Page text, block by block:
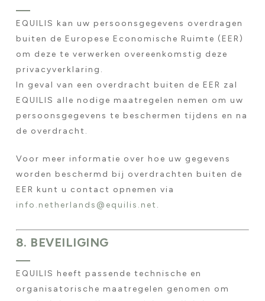
EQUILIS kan uw persoonsgegevens overdragen
buiten de Europese Economische Ruimte (EER)
om deze te verwerken overeenkomstig deze
privacyverklaring.
In geval van een overdracht buiten de EER zal
EQUILIS alle nodige maatregelen nemen om uw
persoonsgegevens te beschermen tijdens en na
de overdracht.
Voor meer informatie over hoe uw gegevens
worden beschermd bij overdrachten buiten de
EER kunt u contact opnemen via
info.netherlands@equilis.net .
8. BEVEILIGING
EQUILIS heeft passende technische en
organisatorische maatregelen genomen om